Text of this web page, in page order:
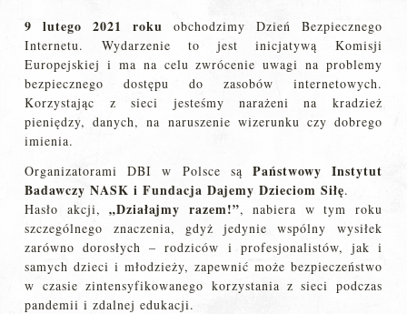
9 lutego 2021 roku obchodzimy Dzień Bezpiecznego
Internetu. Wydarzenie to jest inicjatywą Komisji
Europejskiej i ma na celu zwrócenie uwagi na problemy
bezpiecznego dostępu do zasobów internetowych.
Korzystając z sieci jesteśmy narażeni na kradzież
pieniędzy, danych, na naruszenie wizerunku czy dobrego
imienia.
Organizatorami DBI w Polsce są Państwowy Instytut
Badawczy NASK i Fundacja Dajemy Dzieciom Siłę.
Hasło akcji,
„Działajmy razem!”, nabiera w tym roku
szczególnego znaczenia, gdyż jedynie wspólny wysiłek
zarówno dorosłych – rodziców i profesjonalistów, jak i
samych dzieci i młodzieży, zapewnić może bezpieczeństwo
w czasie zintensyfikowanego korzystania z sieci podczas
pandemii i zdalnej edukacji.